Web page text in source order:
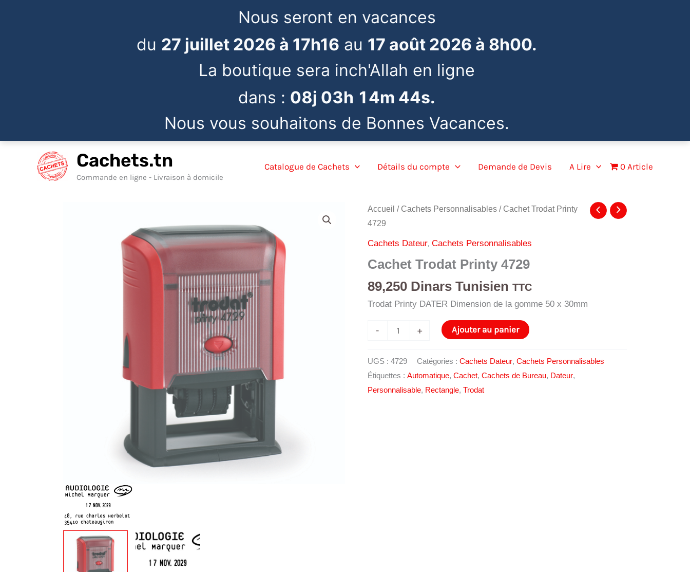
Nous seront en vacances
du 27 juillet 2026 à 17h16 au 17 août 2026 à 8h00.
La boutique sera inch'Allah en ligne
dans : 08j 03h 14m 44s.
Nous vous souhaitons de Bonnes Vacances.
Cachets.tn
Commande en ligne - Livraison à domicile
Catalogue de Cachets Détails du compte Demande de Devis A Lire 0 Article
Accueil / Cachets Personnalisables/ Cachet Trodat Printy
4729
Cachets Dateur, Cachets Personnalisables
Cachet Trodat Printy 4729
89,250 Dinars Tunisien TTC
Trodat Printy DATER Dimension de la gomme 50 x 30mm
-
quantité
Trodat
+ Ajouter au panier
UGS : 4729 Catégories : Cachets Dateur, Cachets Personnalisables
Étiquettes : Automatique, Cachet, Cachets de Bureau, Dateur,
Personnalisable, Rectangle, Trodat